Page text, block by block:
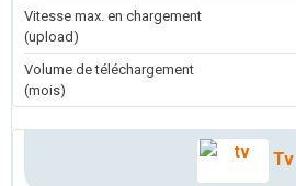
Vitesse max. en chargement
(upload)
Volume de téléchargement
(mois)
Tv